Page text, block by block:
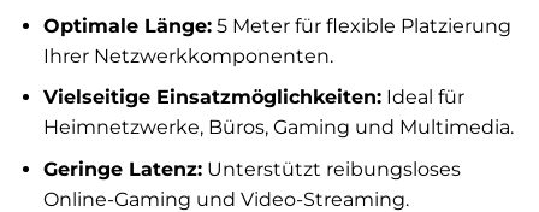
Optimale Länge:5 Meter für flexible Platzierung
Ihrer Netzwerkkomponenten.
Vielseitige Einsatzmöglichkeiten:Ideal für
Heimnetzwerke, Büros, Gaming und Multimedia.
Geringe Latenz:Unterstützt reibungsloses
Online-Gaming und Video-Streaming.